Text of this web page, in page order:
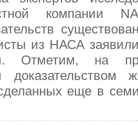
компании
из НАСА
Отметим, на
еще в